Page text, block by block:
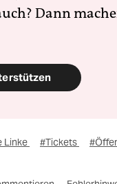
Dann
Linke #Tickets